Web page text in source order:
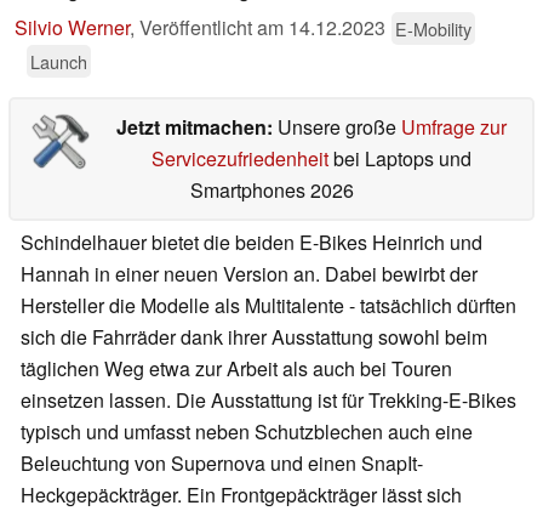
Silvio Werner, Veröffentlicht am 14.12.2023 E-Mobility
Launch
Jetzt mitmachen: Unsere große Umfrage zur
Servicezufriedenheitbei Laptops und
Smartphones 2026
Schindelhauer bietet die beiden E-Bikes Heinrich und
Hannah in einer neuen Version an. Dabei bewirbt der
Hersteller die Modelle als Multitalente - tatsächlich dürften
sich die Fahrräder dank ihrer Ausstattung sowohl beim
täglichen Weg etwa zur Arbeit als auch bei Touren
einsetzen lassen. Die Ausstattung ist für Trekking-E-Bikes
typisch und umfasst neben Schutzblechen auch eine
Beleuchtung von Supernova und einen SnapIt-
Heckgepäckträger. Ein Frontgepäckträger lässt sich